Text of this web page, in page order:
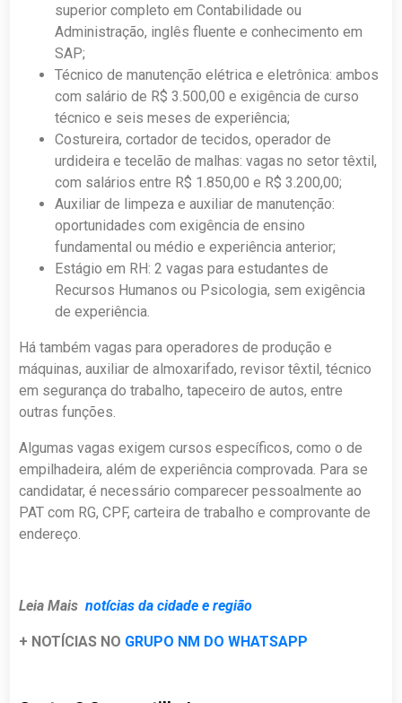
superior completo em Contabilidade ou
Administração, inglês fluente e conhecimento em
SAP;
Técnico de manutenção elétrica e eletrônica: ambos
com salário de R$ 3.500,00 e exigência de curso
técnico e seis meses de experiência;
Costureira, cortador de tecidos, operador de
urdideira e tecelão de malhas: vagas no setor têxtil,
com salários entre R$ 1.850,00 e R$ 3.200,00;
Auxiliar de limpeza e auxiliar de manutenção:
oportunidades com exigência de ensino
fundamental ou médio e experiência anterior;
Estágio em RH: 2 vagas para estudantes de
Recursos Humanos ou Psicologia, sem exigência
de experiência.
Há também vagas para operadores de produção e
máquinas, auxiliar de almoxarifado, revisor têxtil, técnico
em segurança do trabalho, tapeceiro de autos, entre
outras funções.
Algumas vagas exigem cursos específicos, como o de
empilhadeira, além de experiência comprovada. Para se
candidatar, é necessário comparecer pessoalmente ao
PAT com RG, CPF, carteira de trabalho e comprovante de
endereço.
Leia Mais notícias da cidade e região
+ NOTÍCIAS NO GRUPO NM DO WHATSAPP